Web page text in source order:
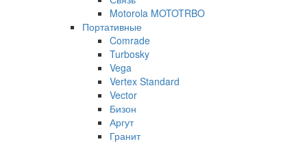
Motorola MOTOTRBO
Портативные
Comrade
Turbosky
Vega
Vertex Standard
Vector
Бизон
Аргут
Гранит